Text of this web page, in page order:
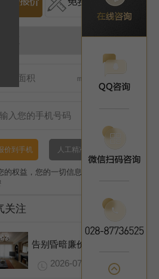
人工精准报价
价到手机
的权益，您的一切信息将被严
关注
告别昏暗廉价...
2026-07-31